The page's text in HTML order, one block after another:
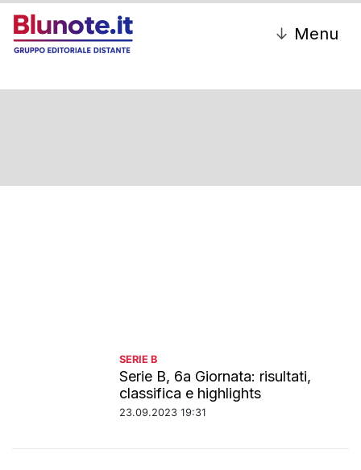
↓ Menu
SERIE B
Serie B, 6a Giornata: risultati,
classifica e highlights
23.09.2023 19:31